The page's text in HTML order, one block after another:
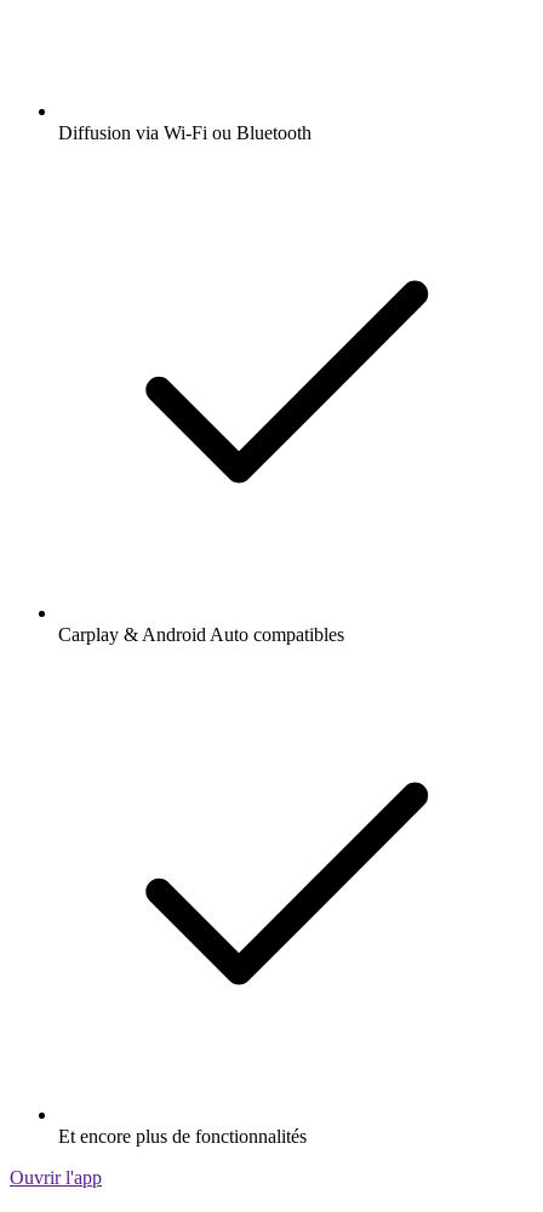
Diffusion via Wi-Fi ou Bluetooth
Carplay & Android Auto compatibles
Et encore plus de fonctionnalités
Ouvrir l'app